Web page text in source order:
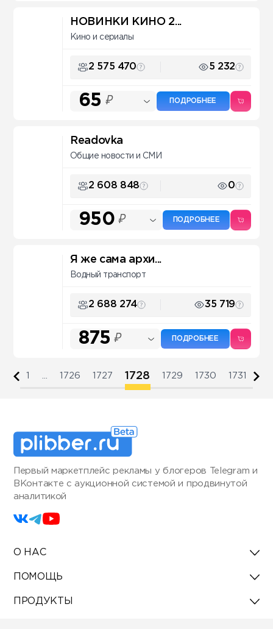
НОВИНКИ КИНО 2...
Кино и сериалы
2 575 470 5 232
65 ₽ ПОДРОБНЕЕ
Readovka
Общие новости и СМИ
2 608 848 0
950 ₽ ПОДРОБНЕЕ
Я же сама архи...
Водный транспорт
2 688 274 35 719
875 ₽ ПОДРОБНЕЕ
1726 1727 1728 1729 1730 1731
Первый маркетплейс рекламы у блогеров Telegram и
ВКонтакте с аукционной системой и продвинутой
аналитикой
О НАС
ПОМОЩЬ
ПРОДУКТЫ